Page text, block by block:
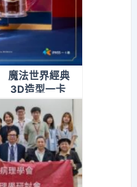
魔法世界經典
3D造型一卡